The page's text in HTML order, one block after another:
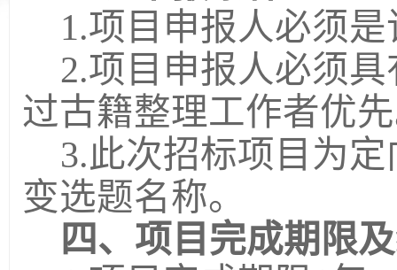
1.项目申报人必须
2.项目申报人必须
过古籍整理工作者优
3.此次招标项目为
变选题名称。
四、项目完成期限